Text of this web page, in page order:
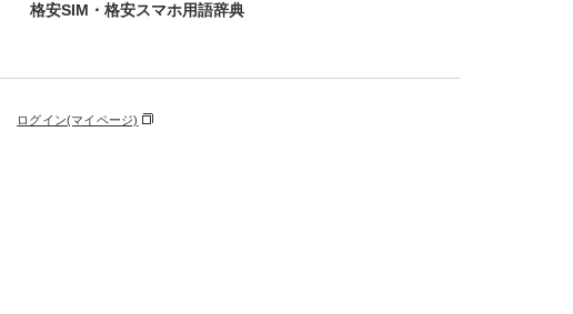
格安SIM・格安スマホ用語辞典
ログイン(マイページ)